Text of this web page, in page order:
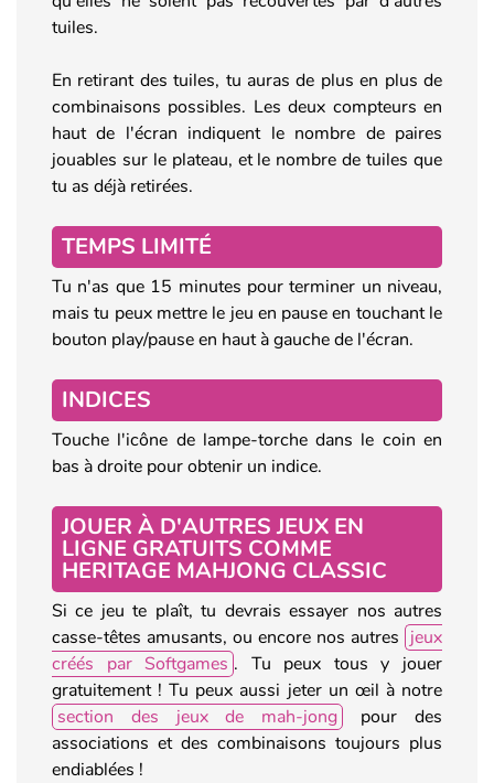
tuiles.
En retirant des tuiles, tu auras de plus en plus de
combinaisons possibles. Les deux compteurs en
haut de l'écran indiquent le nombre de paires
jouables sur le plateau, et le nombre de tuiles que
tu as déjà retirées.
TEMPS LIMITÉ
Tu n'as que 15 minutes pour terminer un niveau,
mais tu peux mettre le jeu en pause en touchant le
bouton play/pause en haut à gauche de l'écran.
INDICES
Touche l'icône de lampe-torche dans le coin en
bas à droite pour obtenir un indice.
JOUER À D'AUTRES JEUX EN
LIGNE GRATUITS COMME
HERITAGE MAHJONG CLASSIC
Si ce jeu te plaît, tu devrais essayer nos autres
casse-têtes amusants, ou encore nos autres jeux
créés par Softgames . Tu peux tous y jouer
gratuitement ! Tu peux aussi jeter un œil à notre
section des jeux de mah-jong
pour des
associations et des combinaisons toujours plus
endiablées !